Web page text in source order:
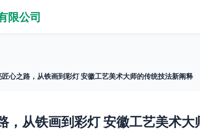
限公司
匠心之路，从铁画到彩灯 安徽工艺美术大师的传统技法新阐释
，从铁画到彩灯 安徽工艺美术